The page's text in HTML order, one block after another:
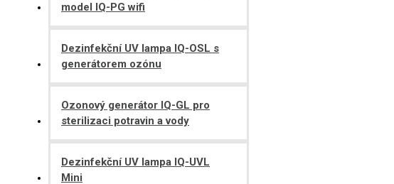
model IQ-PG wifi
Dezinfekční UV lampa IQ-OSL s
generátorem ozónu
Ozonový generátor IQ-GL pro
sterilizaci potravin a vody
Dezinfekční UV lampa IQ-UVL
Mini